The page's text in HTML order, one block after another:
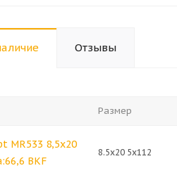
Отзывы
Размер
MR533 8,5x20
BKF
8.5x20 5x112